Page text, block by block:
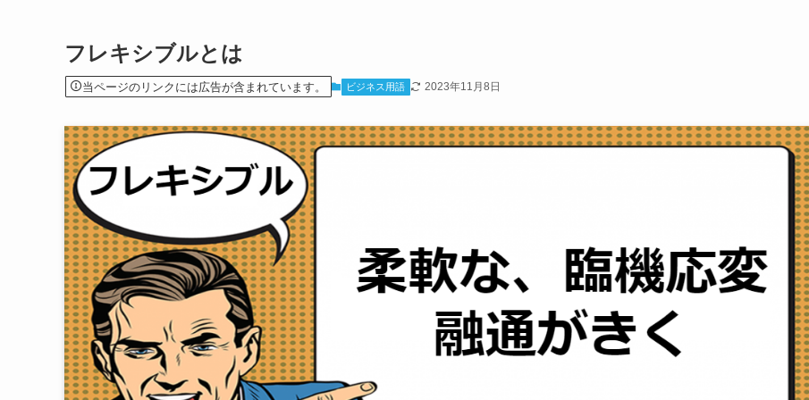
フレキシブルとは
当ページのリンクには広告が含まれています。 ビジネス用語 2023年11月8日